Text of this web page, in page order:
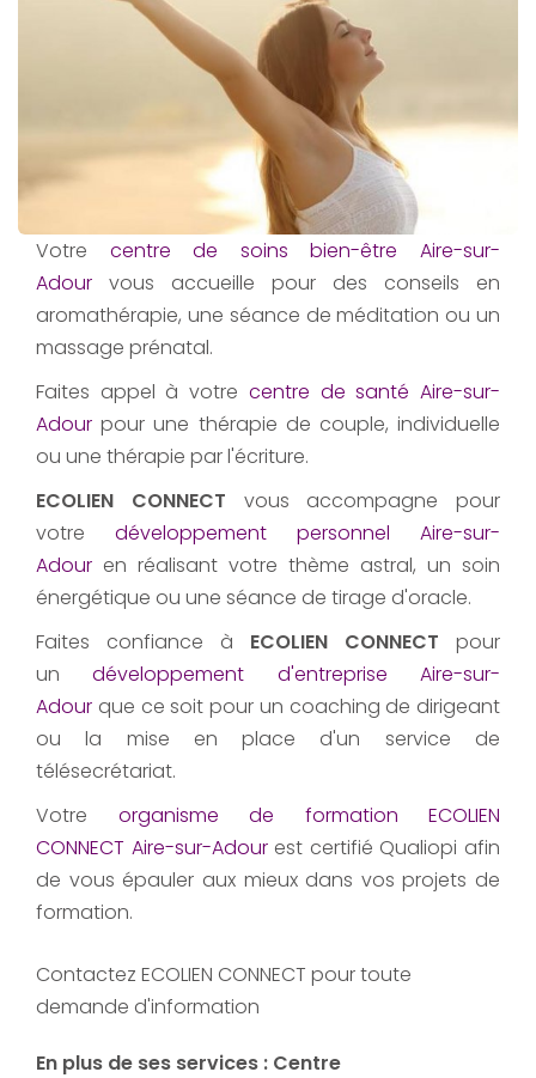
Votre centre de soins bien-être Aire-sur-
Adour vous accueille pour des conseils en
aromathérapie, une séance de méditation ou un
massage prénatal.
Faites appel à votre centre de santé Aire-sur-
Adour pour une thérapie de couple, individuelle
ou une thérapie par l'écriture.
ECOLIEN CONNECT vous accompagne pour
votre développement personnel Aire-sur-
Adour en réalisant votre thème astral, un soin
énergétique ou une séance de tirage d'oracle.
Faites confiance à ECOLIEN CONNECT pour
undéveloppement d'entreprise Aire-sur-
Adour que ce soit pour un coaching de dirigeant
ou la mise en place d'un service de
télésecrétariat.
Votre organisme de formation ECOLIEN
CONNECT Aire-sur-Adourest certifié Qualiopi afin
de vous épauler aux mieux dans vos projets de
formation.
Contactez ECOLIEN CONNECT pour toute
demande d'information
En plus de ses services : Centre